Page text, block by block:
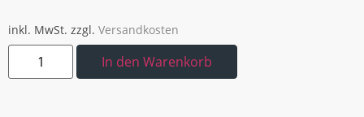
inkl. MwSt. zzgl. Versandkosten
In den Warenkorb